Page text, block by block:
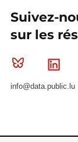
Suivez-
sur les
Bluesky
info@data.public.lu